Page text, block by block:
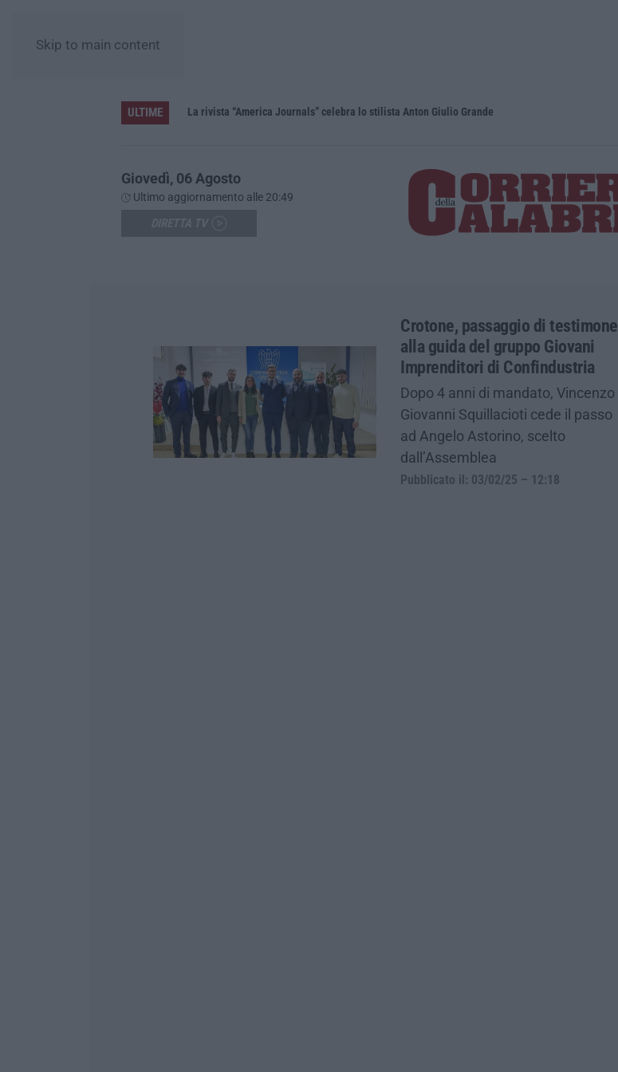
Skip to main content
ULTIME La rivista “America Journals” celebra lo stilista Anton Giulio Grande
Giovedì, 06 Agosto
Ultimo aggiornamento alle 20:49
Crotone, passaggio di testimone
alla guida del gruppo Giovani
Imprenditori di Confindustria
Dopo 4 anni di mandato, Vincenzo
Giovanni Squillacioti cede il passo
ad Angelo Astorino, scelto
dall’Assemblea
Pubblicato il: 03/02/25 – 12:18